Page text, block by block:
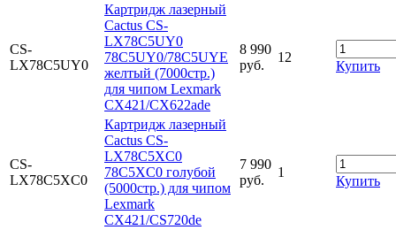
CS-
LX78C5UY0
Картридж лазерный
Cactus CS-
LX78C5UY0
78C5UY0/78C5UYE
желтый (7000стр.)
для чипом Lexmark
CX421/CX622ade
8 990
руб.
12
Купить
CS-
LX78C5XC0
Картридж лазерный
Cactus CS-
LX78C5XC0
78C5XC0 голубой
(5000стр.) для чипом
Lexmark
CX421/CS720de
7 990
руб.
1
Купить